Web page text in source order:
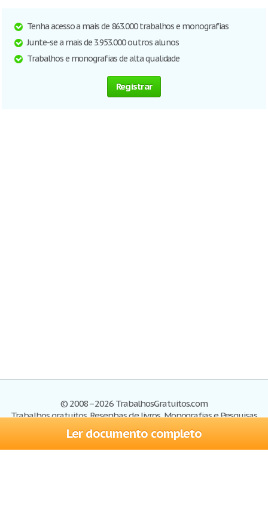
Ler documento completo
Tenha acesso a mais de 863.000 trabalhos e monografias
Junte-se a mais de 3.953.000 outros alunos
Trabalhos e monografias de alta qualidade
Registrar
© 2008–2026 TrabalhosGratuitos.com
Trabalhos gratuitos, Resenhas de livros, Monografias e Pesquisas